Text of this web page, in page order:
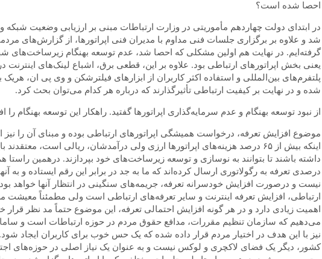
احصا شده است؟
در ابتدای دولت چهاردهم مأموریتی در وزارت ارتباطات مبنی بر ارزیابی وضعیت
گرفته‌ایم. در نهایت هم اولین مشکلی که احصا شد، عدم توسعه بهنگام زیرساخت‌های
یعنی بخش اپراتورهای ارتباطی بود. علاوه بر این، قطعی برق، اشباع لینک‌های
پلتفرم‌های بین‌المللی و استفاده اکثر کاربران از ابزارهای فیلترشکن و وی پی ان، هریک
شده و در نهایت بر کیفیت ارتباطی تأثیرگذارند که درباره هر کدام می‌توان بحث کرد.
از نبود توسعه بهنگام و عدم سرمایه‌گذاری اپراتورها گفتید. راهکار این توسعه بهنگام را
موضوع افزایش تعرفه، درخواست همیشگی اپراتورهای ارتباطی بوده و مبنای آن را نیز
اینکه بیش از ۶۵ درصد هزینه‌های اپراتورها ارزی ولی درآمدشان، ریالی است،
درصدی تعرفه به رگولاتوری ارسال کرده‌اند که ما به جد در برابر این رقم ایستاده و به
نیست و درصورت افزایش خودسرانه تعرفه، جریمه‌های سنگینی در انتظار آنها خواهد
ارتباطی، افزایش تعرفه اینترنت و سایر تعرفه‌های ارتباطی است ولی مطمئناً
اهمیت زیادی دارد و در هر گونه افزایش احتمالی تعرفه، این موضوع حتماً مد نظر قرار
می‌دهیم که سازمان تنظیم مقررات، مدافع حقوق مردم در حوزه ارتباطات است و
نیز با این هدف در اختیار مردم قرار داده شده که یک حس خوب برای کاربران ایجاد
کشور، دیگر یک فضای لاکچری و لوکس نیست و به عنوان یک نیاز اصلی در حوزه‌های